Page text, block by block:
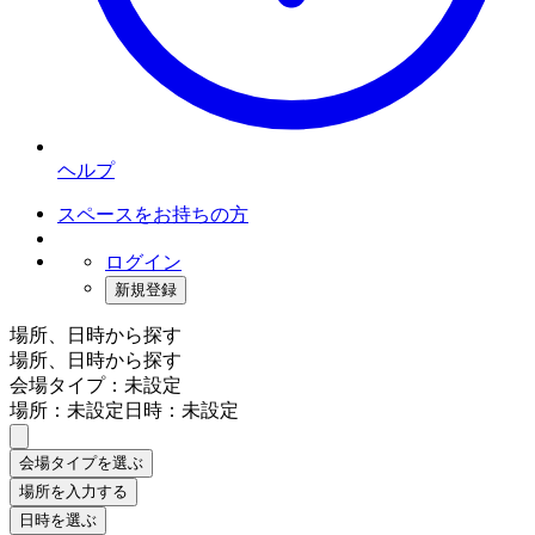
ヘルプ
スペースをお持ちの方
ログイン
新規登録
場所、日時から探す
場所、日時から探す
会場タイプ：未設定
場所：未設定日時：未設定
会場タイプを選ぶ
場所を入力する
日時を選ぶ